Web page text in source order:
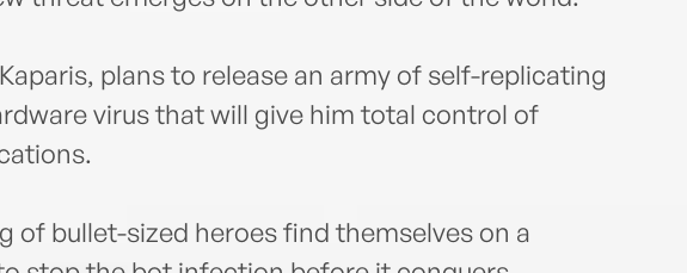
plans to release an army of self-replicating
virus that will give him total control of
of bullet-sized heroes find themselves on a